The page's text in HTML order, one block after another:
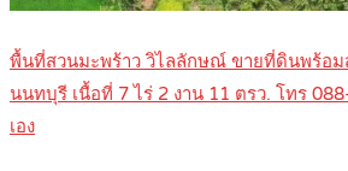
พื้นที่สวนมะพร้าว วิไลลักษณ์ ขายที่ดินพร้อม
นนทบุรี เนื้อที่ 7 ไร่ 2 งาน 11 ตรว. โทร
เอง